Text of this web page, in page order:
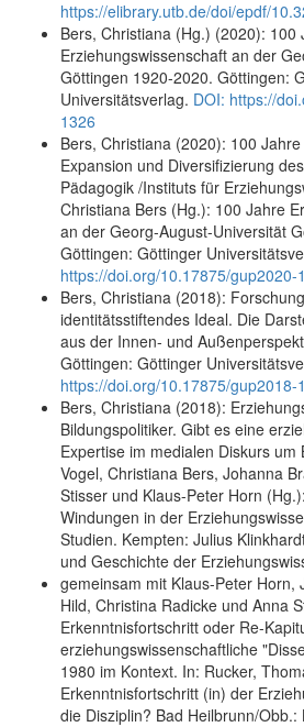
https://elibrary.utb.de/doi/epdf/
Bers, Christiana (Hg.) (2020): 100
Erziehungswissenschaft an der
Göttingen 1920-2020. Göttingen:
Universitätsverlag. DOI: https://
1326
Bers, Christiana (2020): 100
Expansion und Diversifizierung
Pädagogik /Instituts für
Christiana Bers (Hg.): 100 Jahre
an der Georg-August-Universität
Göttingen: Göttinger
https://doi.org/10.17875/gup2020-
Bers, Christiana (2018):
identitätsstiftendes Ideal. Die
aus der Innen- und
Göttingen: Göttinger
https://doi.org/10.17875/gup2018-
Bers, Christiana (2018):
Bildungspolitiker. Gibt es eine
Expertise im medialen Diskurs um
Vogel, Christiana Bers, Johanna
Stisser und Klaus-Peter Horn
Windungen in der
Studien. Kempten: Julius
und Geschichte der
gemeinsam mit Klaus-Peter Horn,
Hild, Christina Radicke und Anna
Erkenntnisfortschritt oder Re-
erziehungswissenschaftliche
1980 im Kontext. In: Rucker,
Erkenntnisfortschritt (in) der
die Disziplin? Bad Heilbrunn/